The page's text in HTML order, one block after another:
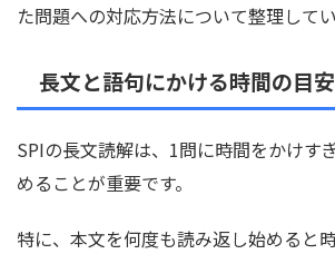
た問題への対応方法について整理してい
長文と語句にかける時間の目安
SPIの長文読解は、1問に時間をかけす
めることが重要です。
特に、本文を何度も読み返し始めると